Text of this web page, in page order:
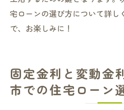
宅ローンの選び方について詳し
で、お楽しみに！
固定金利と変動金
市での住宅ローン